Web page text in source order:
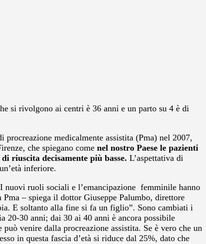
si rivolgono ai centri è 36 anni e un parto su 4 è di
medicalmente assistita (Pma) nel 2007,
che spiegano come nel nostro Paese le pazienti
riuscita decisamente più basse. L’aspettativa di
inferiore.
nuovi ruoli sociali e l’emancipazione femminile hanno
– spiega il dottor Giuseppe Palumbo, direttore
E soltanto alla fine si fa un figlio”. Sono cambiati i
20-30 anni; dai 30 ai 40 anni è ancora possibile
venire dalla procreazione assistita. Se è vero che un
in questa fascia d’età si riduce dal 25%, dato che